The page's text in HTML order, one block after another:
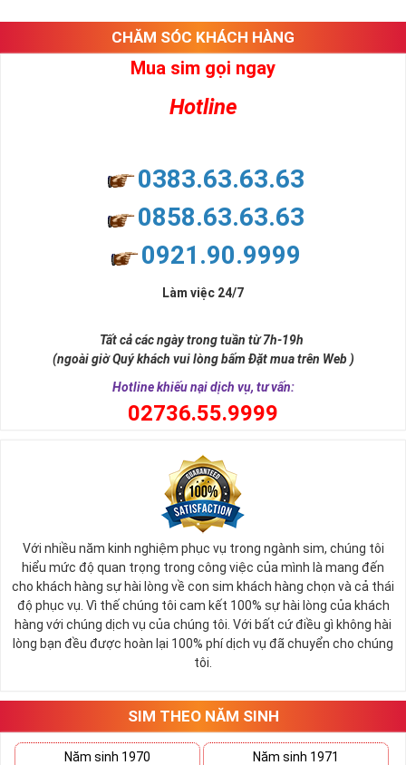
CHĂM SÓC KHÁCH HÀNG
Mua sim gọi ngay
Hotline
0383.63.63.63
0858.63.63.63
0921.90.9999
Làm việc 24/7
Tất cả các ngày trong tuần từ 7h-19h
(ngoài giờ Quý khách vui lòng bấm Đặt mua trên Web )
Hotline khiếu nại dịch vụ, tư vấn:
02736.55.9999
Với nhiều năm kinh nghiệm phục vụ trong ngành sim, chúng tôi
hiểu mức độ quan trọng trong công việc của mình là mang đến
cho khách hàng sự hài lòng về con sim khách hàng chọn và cả thái
độ phục vụ. Vì thế chúng tôi cam kết 100% sự hài lòng của khách
hàng với chúng dịch vụ của chúng tôi. Với bất cứ điều gì không hài
lòng bạn đều được hoàn lại 100% phí dịch vụ đã chuyển cho chúng
tôi.
SIM THEO NĂM SINH
Năm sinh 1970 Năm sinh 1971